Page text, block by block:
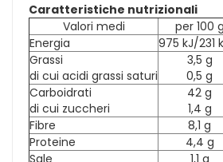
Caratteristiche nutrizionali
Valori medi
per 100 g
Energia
975 kJ/231
Grassi
di cui acidi grassi saturi
3,5 g
0,5 g
Carboidrati
di cui zuccheri
42 g
1,4 g
Fibre
8,1 g
Proteine
4,4 g
Sale
1,1 g